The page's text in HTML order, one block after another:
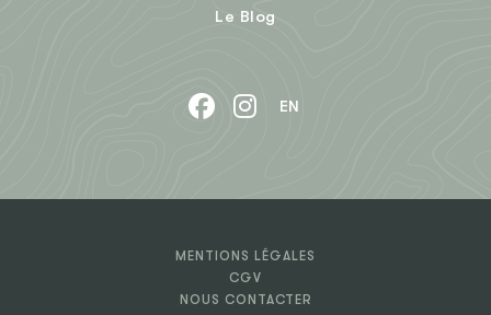
Le Blog
EN
MENTIONS LÉGALES
CGV
NOUS CONTACTER